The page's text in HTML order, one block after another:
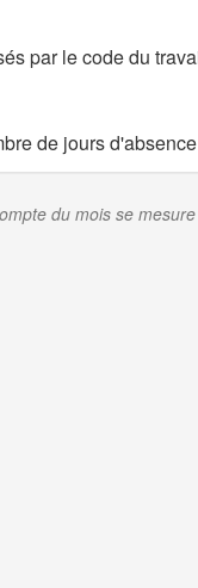
par le code du
de jours
du mois se